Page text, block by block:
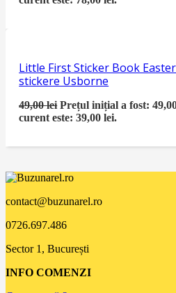
Little First Sticker Book
stickere Usborne
49,00lei Prețul inițial a fost:
curent este: 39,00 lei.
contact@buzunarel.ro
0726.697.486
Sector 1, București
INFO COMENZI